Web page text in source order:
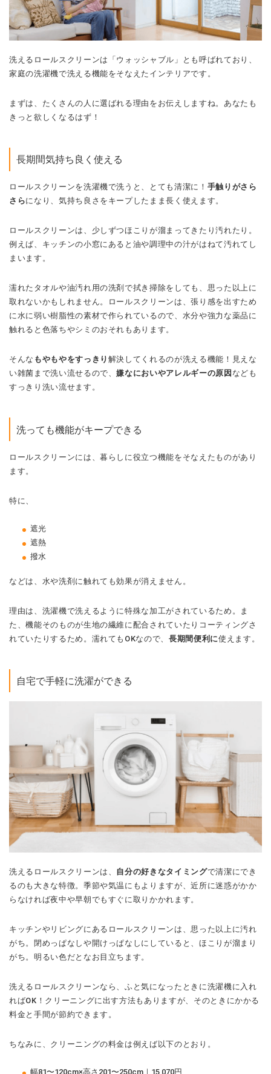
洗えるロールスクリーンは「ウォッシャブル」とも呼ばれており、
家庭の洗濯機で洗える機能をそなえたインテリアです。
まずは、たくさんの人に選ばれる理由をお伝えしますね。あなたも
きっと欲しくなるはず！
長期間気持ち良く使える
ロールスクリーンを洗濯機で洗うと、とても清潔に！ 手触りがさら
さらになり、気持ち良さをキープしたまま長く使えます。
ロールスクリーンは、少しずつほこりが溜まってきたり汚れたり。
例えば、キッチンの小窓にあると油や調理中の汁がはねて汚れてし
まいます。
濡れたタオルや油汚れ用の洗剤で拭き掃除をしても、思った以上に
取れないかもしれません。ロールスクリーンは、張り感を出すため
に水に弱い樹脂性の素材で作られているので、水分や強力な薬品に
触れると色落ちやシミのおそれもあります。
そんな もやもやをすっきり 解決してくれるのが洗える機能！見えな
い雑菌まで洗い流せるので、嫌なにおいやアレルギーの原因 なども
すっきり洗い流せます。
洗っても機能がキープできる
ロールスクリーンには、暮らしに役立つ機能をそなえたものがあり
ます。
特に、
遮光
遮熱
撥水
などは、水や洗剤に触れても効果が消えません。
理由は、洗濯機で洗えるように特殊な加工がされているため。ま
た、機能そのものが生地の繊維に配合されていたりコーティングさ
れていたりするため。濡れてもOKなので、 長期間便利に使えます。
自宅で手軽に洗濯ができる
洗えるロールスクリーンは、 自分の好きなタイミングで清潔にでき
るのも大きな特徴。季節や気温にもよりますが、近所に迷惑がかか
らなければ夜中や早朝でもすぐに取りかかれます。
キッチンやリビングにあるロールスクリーンは、思った以上に汚れ
がち。閉めっぱなしや開けっぱなしにしていると、ほこりが溜まり
がち。明るい色だとなお目立ちます。
洗えるロールスクリーンなら、ふと気になったときに洗濯機に入れ
ればOK！クリーニングに出す方法もありますが、そのときにかかる
料金と手間が節約できます。
ちなみに、クリーニングの料金は例えば以下のとおり。
幅81〜120cm×高さ201〜250cm｜15,070円